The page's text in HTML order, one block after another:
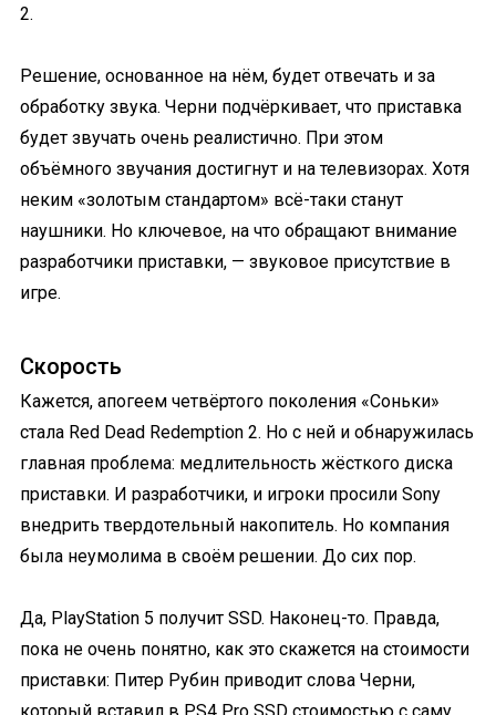
2.
Решение, основанное на нём, будет отвечать и за
обработку звука. Черни подчёркивает, что приставка
будет звучать очень реалистично. При этом
объёмного звучания достигнут и на телевизорах. Хотя
неким «золотым стандартом» всё-таки станут
наушники. Но ключевое, на что обращают внимание
разработчики приставки, — звуковое присутствие в
игре.
Скорость
Кажется, апогеем четвёртого поколения «Соньки»
стала Red Dead Redemption 2. Но с ней и обнаружилась
главная проблема: медлительность жёсткого диска
приставки. И разработчики, и игроки просили Sony
внедрить твердотельный накопитель. Но компания
была неумолима в своём решении. До сих пор.
Да, PlayStation 5 получит SSD. Наконец-то. Правда,
пока не очень понятно, как это скажется на стоимости
приставки: Питер Рубин приводит слова Черни,